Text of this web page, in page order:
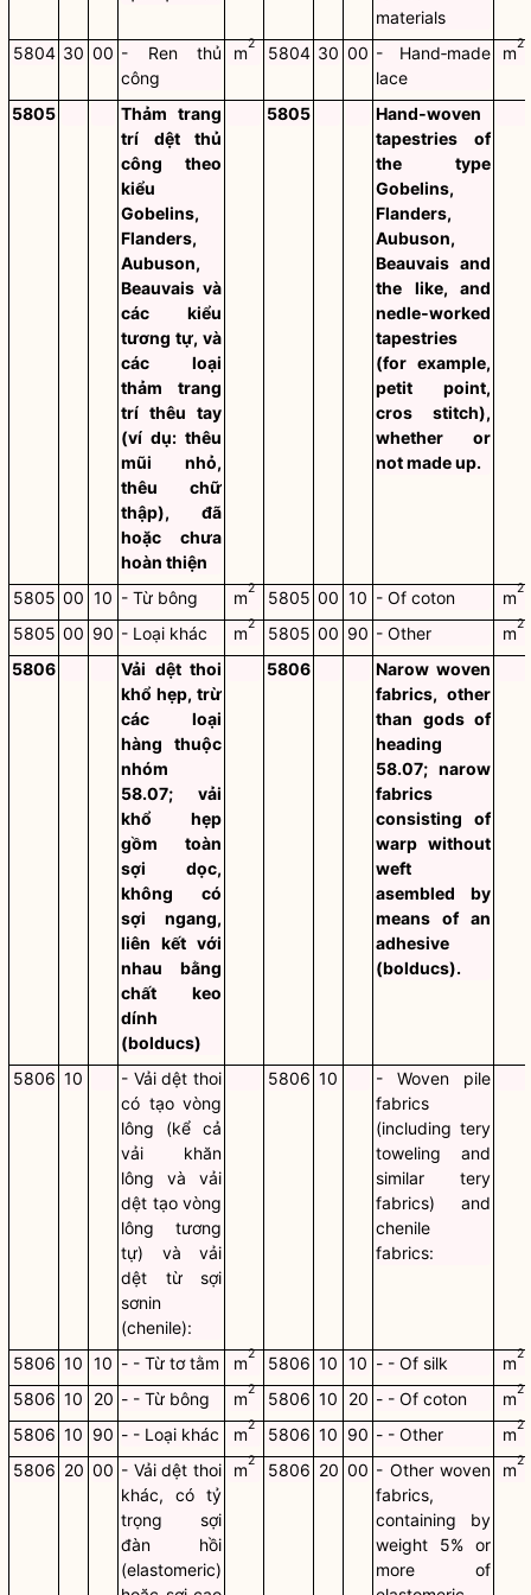
materials
5804 30 00 - Ren thủ
công
m2 5804 30 00 - Hand‑made
lace
m2
5805
Thảm trang
trí dệt thủ
công theo
kiểu
Gobelins,
Flanders,
Aubuson,
Beauvais và
các kiểu
tương tự, và
các loại
thảm trang
trí thêu tay
(ví dụ: thêu
mũi nhỏ,
thêu chữ
thập), đã
hoặc chưa
hoàn thiện
5805
Hand‑woven
tapestries of
the type
Gobelins,
Flanders,
Aubuson,
Beauvais and
the like, and
nedle‑worked
tapestries
(for example,
petit point,
cros stitch),
whether or
not made up.
5805 00 10 - Từ bông m2 5805 00 10 - Of coton m2
5805 00 90 - Loại khác m2 5805 00 90 - Other m2
5806
Vải dệt thoi
khổ hẹp, trừ
các loại
hàng thuộc
nhóm
58.07; vải
khổ hẹp
gồm toàn
sợi dọc,
không có
sợi ngang,
liên kết với
nhau bằng
chất keo
dính
(bolducs)
5806
Narow woven
fabrics, other
than gods of
heading
58.07; narow
fabrics
consisting of
warp without
weft
asembled by
means of an
adhesive
(bolducs).
5806 10
- Vải dệt thoi
có tạo vòng
lông (kể cả
vải khăn
lông và vải
dệt tạo vòng
lông tương
tự) và vải
dệt từ sợi
sơnin
(chenile):
5806 10
- Woven pile
fabrics
(including tery
toweling and
similar tery
fabrics) and
chenile
fabrics:
5806 10 10 - - Từ tơ tằm m2 5806 10 10 - - Of silk m2
5806 10 20 - - Từ bông m2 5806 10 20 - - Of coton m2
5806 10 90 - - Loại khác m2 5806 10 90 - - Other m2
5806 20 00 - Vải dệt thoi
khác, có tỷ
trọng sợi
đàn hồi
(elastomeric)
m2 5806 20 00 - Other woven
fabrics,
containing by
weight 5% or
more of
m2